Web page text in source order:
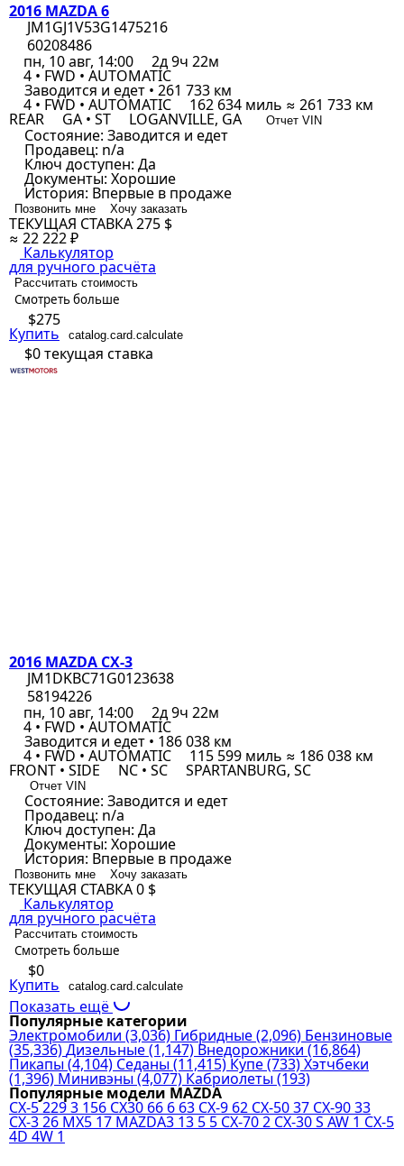
2016 MAZDA 6
JM1GJ1V53G1475216
60208486
пн, 10 авг, 14:00
2д 9ч 22м
4 • FWD • AUTOMATIC
Заводится и едет • 261 733 км
4 • FWD • AUTOMATIC 162 634 миль ≈ 261 733 км
REAR GA • ST LOGANVILLE, GA Отчет VIN
Состояние: Заводится и едет
Продавец: n/a
Ключ доступен: Да
Документы: Хорошие
История: Впервые в продаже
Позвонить мне Хочу заказать
ТЕКУЩАЯ СТАВКА275 $
≈ 22 222 ₽
Калькулятор
для ручного расчёта
Рассчитать стоимость
Смотреть больше
$275
Купить catalog.card.calculate
$0текущая ставка
2016 MAZDA CX-3
JM1DKBC71G0123638
58194226
пн, 10 авг, 14:00
2д 9ч 22м
4 • FWD • AUTOMATIC
Заводится и едет • 186 038 км
4 • FWD • AUTOMATIC 115 599 миль ≈ 186 038 км
FRONT • SIDE NC • SC SPARTANBURG, SC
Отчет VIN
Состояние: Заводится и едет
Продавец: n/a
Ключ доступен: Да
Документы: Хорошие
История: Впервые в продаже
Позвонить мне Хочу заказать
ТЕКУЩАЯ СТАВКА0 $
Калькулятор
для ручного расчёта
Рассчитать стоимость
Смотреть больше
$0
Купить catalog.card.calculate
Показать ещё
Популярные категории
Электромобили (3,036) Гибридные(2,096) Бензиновые
(35,336)Дизельные(1,147) Внедорожники (16,864)
Пикапы(4,104) Седаны(11,415)Купе(733)Хэтчбеки
(1,396) Минивэны(4,077) Кабриолеты(193)
Популярные модели MAZDA
CX-52293 156 CX30 66 6 63 CX-9 62 CX-5037 CX-9033
CX-326 MX5 17 MAZDA3 13 5 5 CX-702 CX-30 S AW 1 CX-5
4D 4W 1